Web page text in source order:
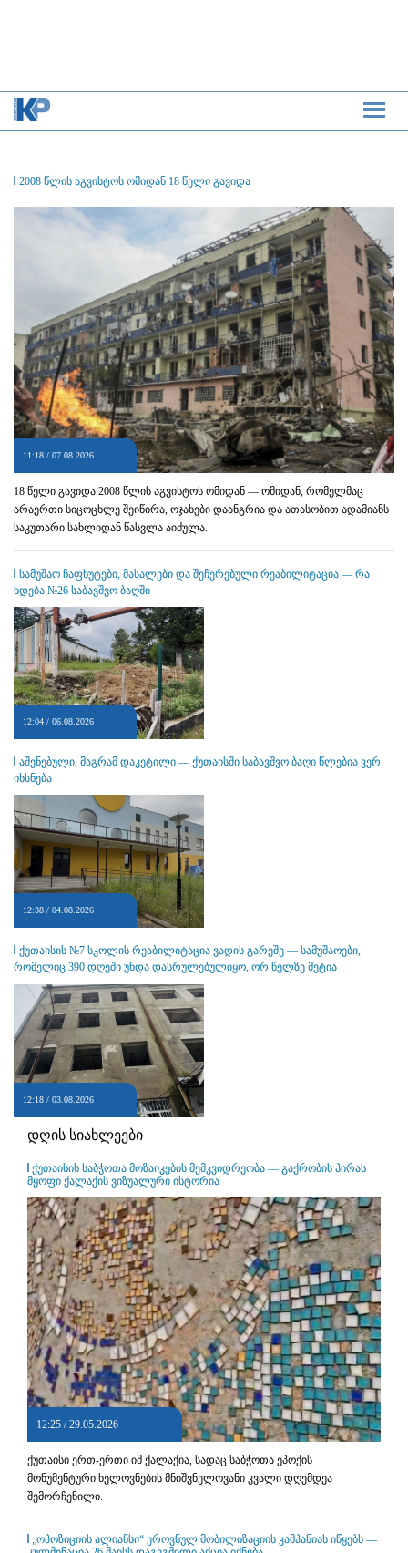
2008 წლის აგვისტოს ომიდან 18 წელი გავიდა
11:18 / 07.08.2026
18 წელი გავიდა 2008 წლის აგვისტოს ომიდან — ომიდან, რომელმაც
არაერთი სიცოცხლე შეიწირა, ოჯახები დაანგრია და ათასობით ადამიანს
საკუთარი სახლიდან წასვლა აიძულა.
სამუშაო ჩაფხუტები, მასალები და შეჩერებული რეაბილიტაცია — რა
ხდება №26 საბავშვო ბაღში
12:04 / 06.08.2026
აშენებული, მაგრამ დაკეტილი — ქუთაისში საბავშვო ბაღი წლებია ვერ
იხსნება
12:38 / 04.08.2026
ქუთაისის №7 სკოლის რეაბილიტაცია ვადის გარეშე — სამუშაოები,
რომელიც 390 დღეში უნდა დასრულებულიყო, ორ წელზე მეტია
გრძელდება
12:18 / 03.08.2026
დღის სიახლეები
ქუთაისის საბჭოთა მოზაიკების მემკვიდრეობა — გაქრობის პირას
მყოფი ქალაქის ვიზუალური ისტორია
12:25 / 29.05.2026
ქუთაისი ერთ-ერთი იმ ქალაქია, სადაც საბჭოთა ეპოქის
მონუმენტური ხელოვნების მნიშვნელოვანი კვალი დღემდეა
შემორჩენილი.
„ოპოზიციის ალიანსი“ ეროვნულ მობილიზაციის კამპანიას იწყებს —